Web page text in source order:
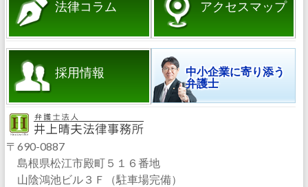
法律コラム アクセスマップ
採用情報
中小企業に寄り添う
弁護士
〒690-0887
島根県松江市殿町５１６番地
山陰鴻池ビル３Ｆ（駐車場完備）